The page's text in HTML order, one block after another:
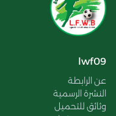
lwf09
عن الرابطة
النشرة الرسمية
وثائق للتحميل